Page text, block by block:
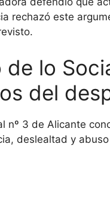
rechazó este
de lo
del
nº 3 de Alicante
deslealtad y